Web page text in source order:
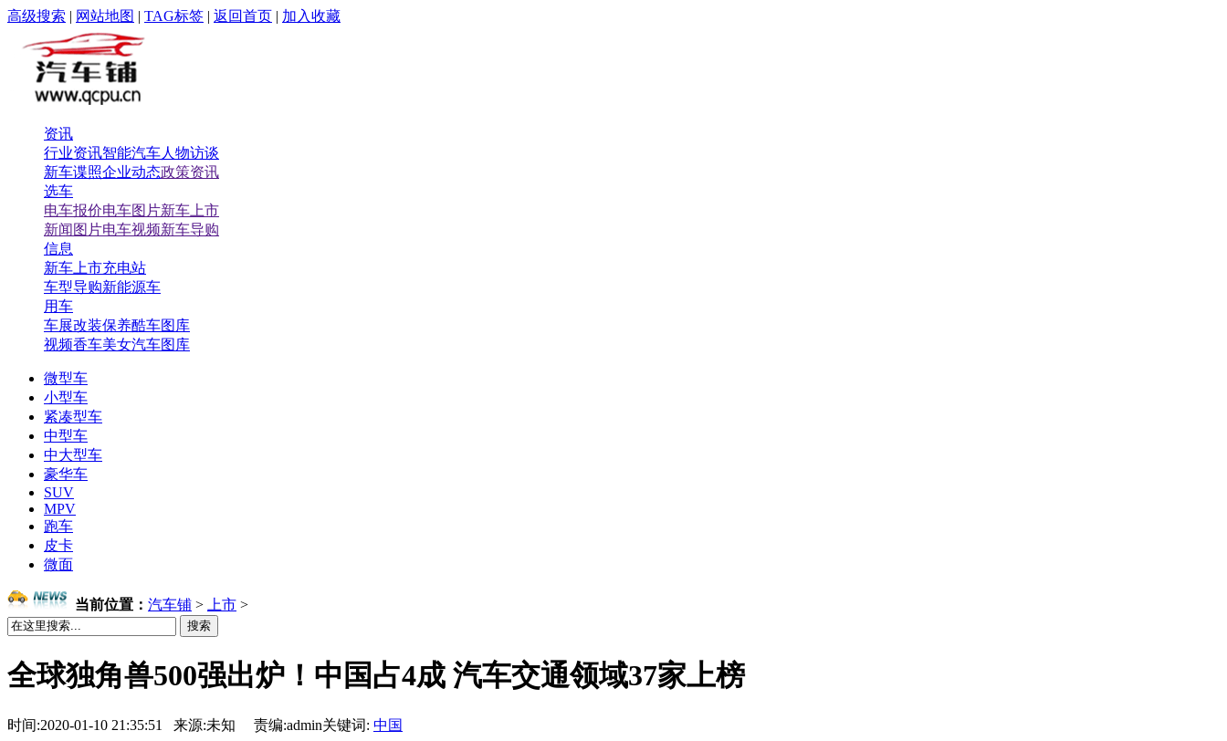
高级搜索 | 网站地图 | TAG标签 | 返回首页 | 加入收藏
资讯
行业资讯智能汽车人物访谈
新车谍照企业动态政策资讯
选车
电车报价电车图片新车上市
新闻图片电车视频新车导购
信息
新车上市充电站
车型导购新能源车
用车
车展改装保养酷车图库
视频香车美女汽车图库
微型车
小型车
紧凑型车
中型车
中大型车
豪华车
SUV
MPV
跑车
皮卡
微面
当前位置： 汽车铺 > 上市 >
搜索
全球独角兽500强出炉！中国占4成 汽车交通领域37家上榜
时间:2020-01-10 21:35:51 来源:未知 责编:admin关键词: 中国